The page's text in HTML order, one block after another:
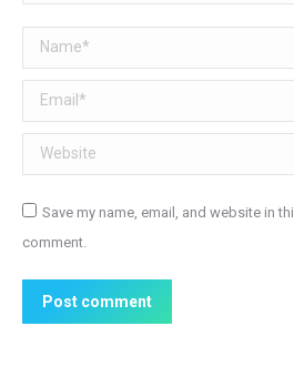
Name *
Email *
Website
Save my name, email, and website in
comment.
Post comment